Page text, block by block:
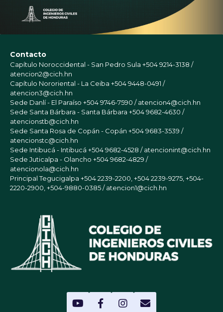
Contacto
Capítulo Noroccidental - San Pedro Sula +504 9214-3138 /
atencion2@cich.hn
Capítulo Nororiental - La Ceiba +504 9448-0491 /
atencion3@cich.hn
Sede Danlí - El Paraíso +504 9746-7590 / atencion4@cich.hn
Sede Santa Bárbara - Santa Bárbara +504 9682-4630 /
atencionstb@cich.hn
Sede Santa Rosa de Copán - Copán +504 9683-3539 /
atencionstc@cich.hn
Sede Intibucá - Intibucá +504 9682-4528 / atencionint@cich.hn
Sede Juticalpa - Olancho +504 9682-4829 /
atencionola@cich.hn
Principal Tegucigalpa +504 2239-2200, +504 2239-9275, +504-
2220-2900, +504-9880-0385 / atencion1@cich.hn